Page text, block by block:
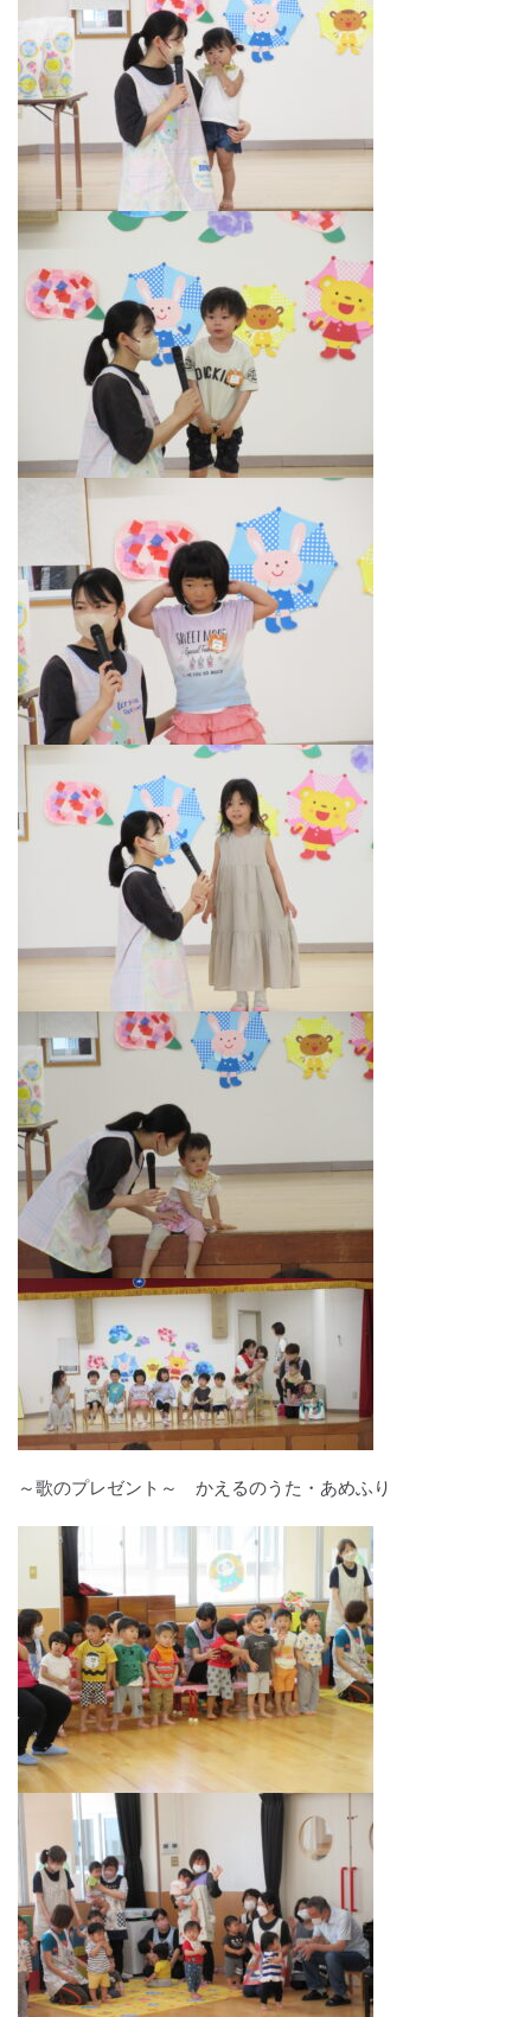
～歌のプレゼント～ かえるのうた・あめふり